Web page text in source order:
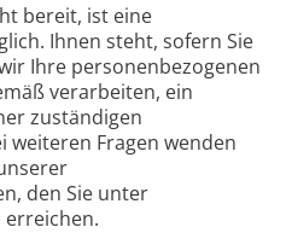
bereit, ist eine
Ihnen steht, sofern Sie
Ihre personenbezogenen
verarbeiten, ein
zuständigen
weiteren Fragen wenden
den Sie unter
erreichen.